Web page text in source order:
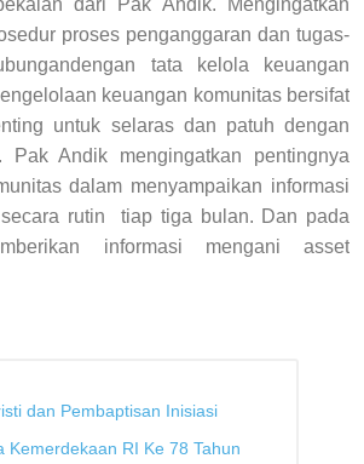
dari Pak Andik. Mengingatkan
proses penganggaran dan tugas-
tata kelola keuangan
keuangan komunitas bersifat
untuk selaras dan patuh dengan
Pak Andik mengingatkan pentingnya
dalam menyampaikan informasi
rutin tiap tiga bulan. Dan pada
informasi mengani asset
dan Pembaptisan Inisiasi
Kemerdekaan RI Ke 78 Tahun